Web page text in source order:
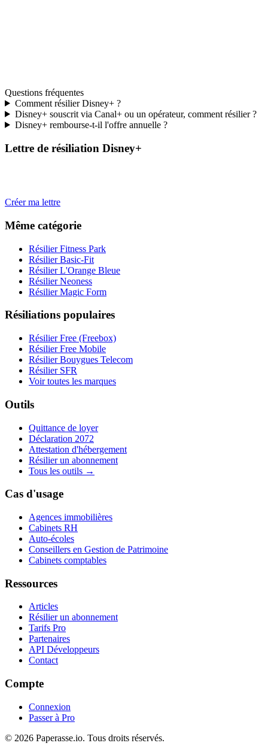
Questions fréquentes
Comment résilier Disney+ ?
Disney+ souscrit via Canal+ ou un opérateur, comment résilier ?
Disney+ rembourse-t-il l'offre annuelle ?
Lettre de résiliation Disney+
Créer ma lettre
Même catégorie
Résilier Fitness Park
Résilier Basic-Fit
Résilier L'Orange Bleue
Résilier Neoness
Résilier Magic Form
Résiliations populaires
Résilier Free (Freebox)
Résilier Free Mobile
Résilier Bouygues Telecom
Résilier SFR
Voir toutes les marques
Outils
Quittance de loyer
Déclaration 2072
Attestation d'hébergement
Résilier un abonnement
Tous les outils →
Cas d'usage
Agences immobilières
Cabinets RH
Auto-écoles
Conseillers en Gestion de Patrimoine
Cabinets comptables
Ressources
Articles
Résilier un abonnement
Tarifs Pro
Partenaires
API Développeurs
Contact
Compte
Connexion
Passer à Pro
© 2026 Paperasse.io. Tous droits réservés.